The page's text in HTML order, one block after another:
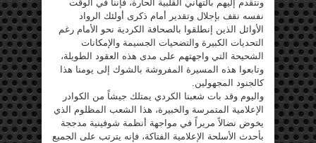
ونتقدم إليهم بالتهاني القلبية الحارة، فإننا في الوقت
نفسه نقف بإجلال وتقدير أمام ذكرى أولئك الرواد
الأوائل الذين إنطلقوا بالصحافة الكردية نحو الأمام رغم
التحديات الكبيرة والتضحيات الجسيمة والإمكانات
الشحيحة التي واجهتهم على مدى هذه العقود الطويلة،
وتابعوا هذه المسيرة المفروشة بالشوك إلى يومنا هذا
كالجنود المجهولين.
واليوم وقد بات شعبنا الكردي يمتلك جيشاً من الكوادر
الإعلامية المتمرسة والخبيرة، هذا الشعب المظلوم الذي
يخوض نضالاً مريراً في مواجهة أنظمة شوفينية مدججة
بأحدث الأسلحة الإعلامية الفتاكة، فإنه يترتب على الجميع